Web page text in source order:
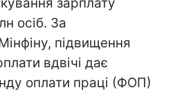
зарплату
осіб. За
підвищення
вдвічі дає
оплати праці (ФОП)